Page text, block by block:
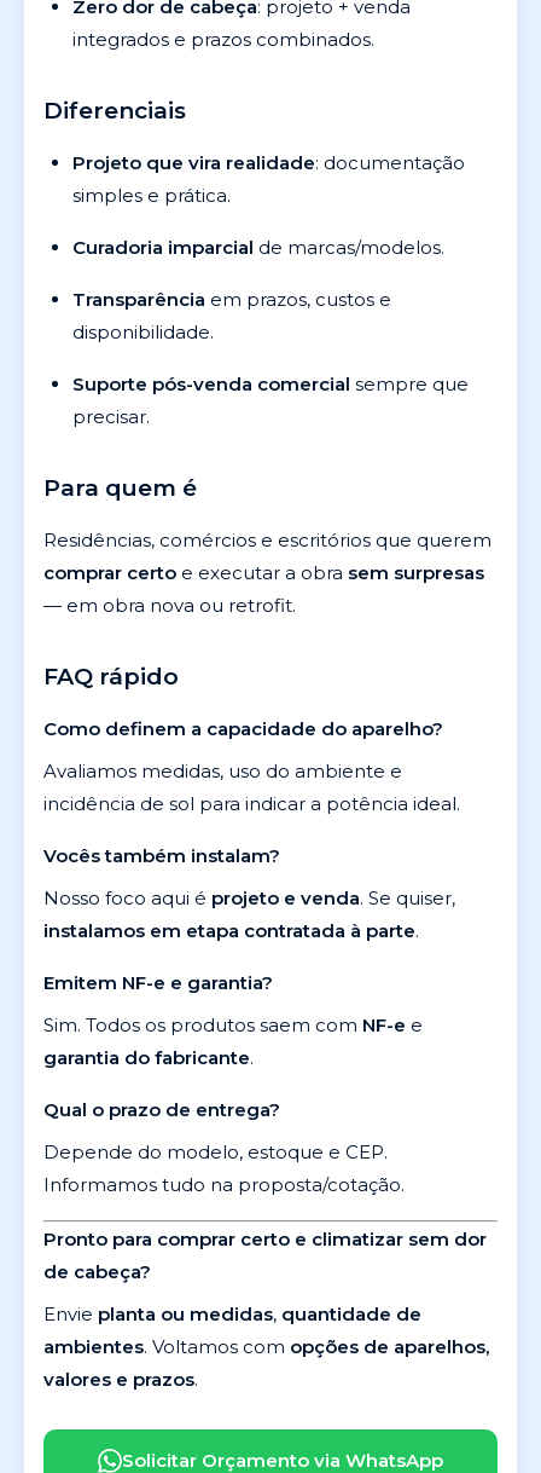
Zero dor de cabeça: projeto + venda
integrados e prazos combinados.
Diferenciais
Projeto que vira realidade: documentação
simples e prática.
Curadoria imparcial de marcas/modelos.
Transparência em prazos, custos e
disponibilidade.
Suporte pós-venda comercial sempre que
precisar.
Para quem é
Residências, comércios e escritórios que querem
comprar certo e executar a obra sem surpresas
— em obra nova ou retrofit.
FAQ rápido
Como definem a capacidade do aparelho?
Avaliamos medidas, uso do ambiente e
incidência de sol para indicar a potência ideal.
Vocês também instalam?
Nosso foco aqui é projeto e venda. Se quiser,
instalamos em etapa contratada à parte.
Emitem NF-e e garantia?
Sim. Todos os produtos saem com NF-e e
garantia do fabricante.
Qual o prazo de entrega?
Depende do modelo, estoque e CEP.
Informamos tudo na proposta/cotação.
Pronto para comprar certo e climatizar sem dor
de cabeça?
Envie planta ou medidas, quantidade de
ambientes. Voltamos com opções de aparelhos,
valores e prazos.
Solicitar Orçamento via WhatsApp